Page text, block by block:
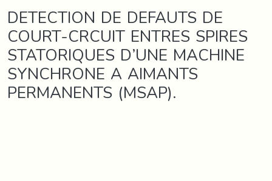
DETECTION DE DEFAUTS DE
COURT-CRCUIT ENTRES SPIRES
STATORIQUES D’UNE MACHINE
SYNCHRONE A AIMANTS
PERMANENTS (MSAP).